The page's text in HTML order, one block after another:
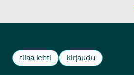
tilaa lehti kirjaudu